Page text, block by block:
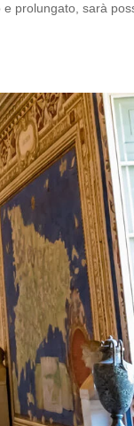
prolungato, sarà